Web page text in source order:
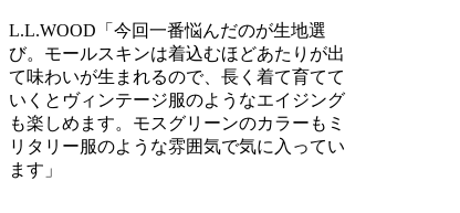
L.L.WOOD 「今回一番悩んだのが生地選
び。モールスキンは着込むほどあたりが出
て味わいが生まれるので、長く着て育てて
いくとヴィンテージ服のようなエイジング
も楽しめます。モスグリーンのカラーもミ
リタリー服のような雰囲気で気に入ってい
ます」